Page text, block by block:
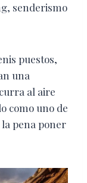
senderismo
puestos,
una
al aire
como uno de
la pena poner